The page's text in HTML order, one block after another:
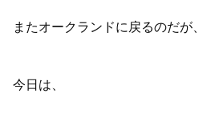
またオークランドに戻るのだが、
今日は、